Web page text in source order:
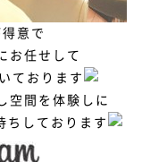
意で
お任せして
ております
空間を体験しに
ちしております